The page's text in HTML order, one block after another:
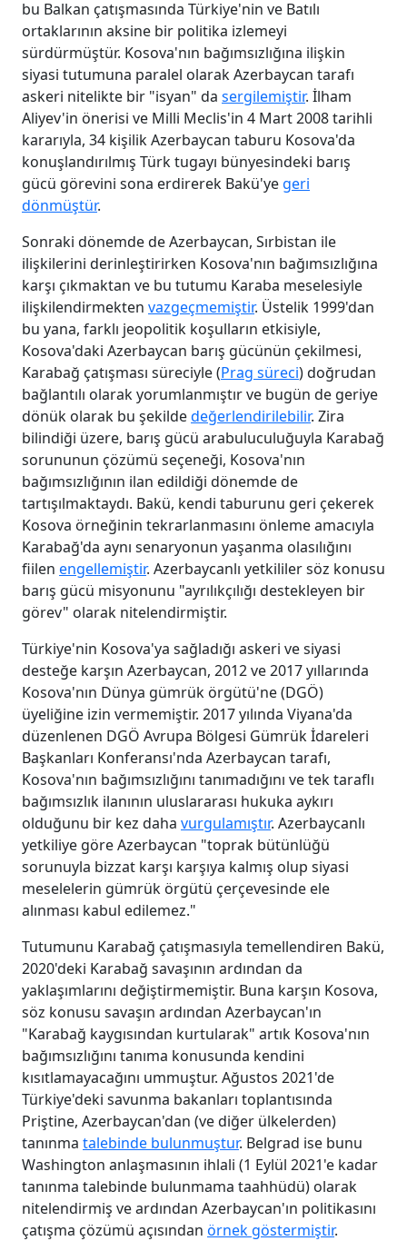
bu Balkan çatışmasında Türkiye'nin ve Batılı
ortaklarının aksine bir politika izlemeyi
sürdürmüştür. Kosova'nın bağımsızlığına ilişkin
siyasi tutumuna paralel olarak Azerbaycan tarafı
askeri nitelikte bir "isyan" da sergilemiştir. İlham
Aliyev'in önerisi ve Milli Meclis'in 4 Mart 2008 tarihli
kararıyla, 34 kişilik Azerbaycan taburu Kosova'da
konuşlandırılmış Türk tugayı bünyesindeki barış
gücü görevini sona erdirerek Bakü'ye geri
dönmüştür.
Sonraki dönemde de Azerbaycan, Sırbistan ile
ilişkilerini derinleştirirken Kosova'nın bağımsızlığına
karşı çıkmaktan ve bu tutumu Karaba meselesiyle
ilişkilendirmekten vazgeçmemiştir. Üstelik 1999'dan
bu yana, farklı jeopolitik koşulların etkisiyle,
Kosova'daki Azerbaycan barış gücünün çekilmesi,
Karabağ çatışması süreciyle (Prag süreci) doğrudan
bağlantılı olarak yorumlanmıştır ve bugün de geriye
dönük olarak bu şekildedeğerlendirilebilir. Zira
bilindiği üzere, barış gücü arabuluculuğuyla Karabağ
sorununun çözümü seçeneği, Kosova'nın
bağımsızlığının ilan edildiği dönemde de
tartışılmaktaydı. Bakü, kendi taburunu geri çekerek
Kosova örneğinin tekrarlanmasını önleme amacıyla
Karabağ'da aynı senaryonun yaşanma olasılığını
fiilen engellemiştir. Azerbaycanlı yetkililer söz konusu
barış gücü misyonunu "ayrılıkçılığı destekleyen bir
görev" olarak nitelendirmiştir.
Türkiye'nin Kosova'ya sağladığı askeri ve siyasi
desteğe karşın Azerbaycan, 2012 ve 2017 yıllarında
Kosova'nın Dünya gümrük örgütü'ne (DGÖ)
üyeliğine izin vermemiştir. 2017 yılında Viyana'da
düzenlenen DGÖ Avrupa Bölgesi Gümrük İdareleri
Başkanları Konferansı'nda Azerbaycan tarafı,
Kosova'nın bağımsızlığını tanımadığını ve tek taraflı
bağımsızlık ilanının uluslararası hukuka aykırı
olduğunu bir kez daha vurgulamıştır. Azerbaycanlı
yetkiliye göre Azerbaycan "toprak bütünlüğü
sorunuyla bizzat karşı karşıya kalmış olup siyasi
meselelerin gümrük örgütü çerçevesinde ele
alınması kabul edilemez."
Tutumunu Karabağ çatışmasıyla temellendiren Bakü,
2020'deki Karabağ savaşının ardından da
yaklaşımlarını değiştirmemiştir. Buna karşın Kosova,
söz konusu savaşın ardından Azerbaycan'ın
"Karabağ kaygısından kurtularak" artık Kosova'nın
bağımsızlığını tanıma konusunda kendini
kısıtlamayacağını ummuştur. Ağustos 2021'de
Türkiye'deki savunma bakanları toplantısında
Priştine, Azerbaycan'dan (ve diğer ülkelerden)
tanınma talebinde bulunmuştur. Belgrad ise bunu
Washington anlaşmasının ihlali (1 Eylül 2021'e kadar
tanınma talebinde bulunmama taahhüdü) olarak
nitelendirmiş ve ardından Azerbaycan'ın politikasını
çatışma çözümü açısından örnek göstermiştir.